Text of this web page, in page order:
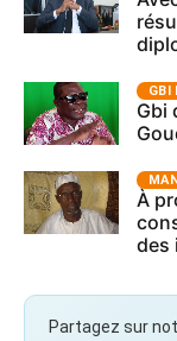
GBI
Gbi
À
des
Partagez sur